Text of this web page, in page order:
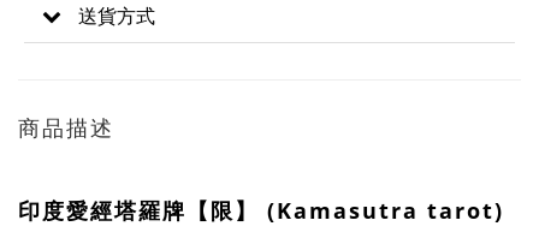
送貨方式
商品描述
印度愛經塔羅牌【限】 (Kamasutra tarot)